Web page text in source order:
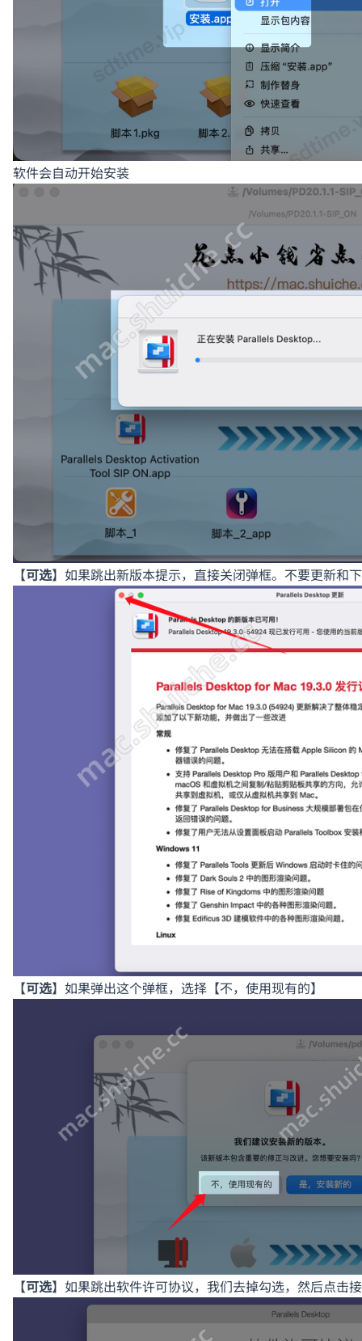
软件会自动开始安装
【可选】如果跳出新版本提示，直接关闭弹框。不要更新和
【可选】如果弹出这个弹框，选择【不，使用现有的】
【可选】如果跳出软件许可协议，我们去掉勾选，然后点击